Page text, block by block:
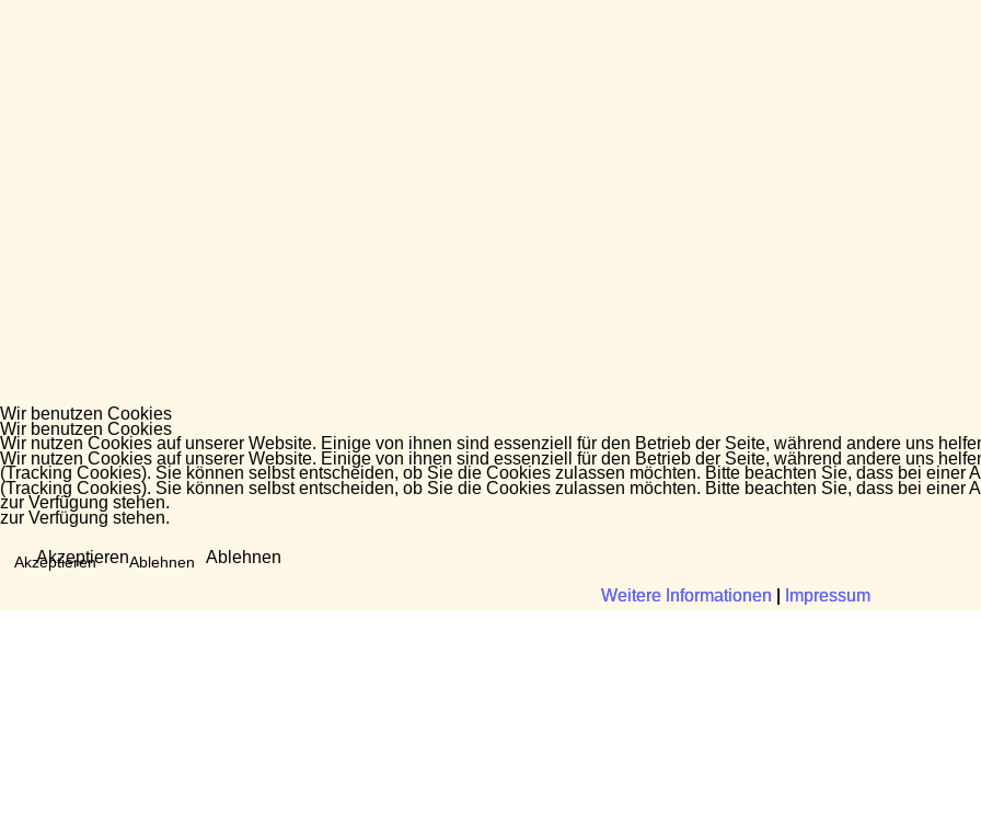
Wir benutzen Cookies
Wir nutzen Cookies auf unserer Website. Einige von ihnen sind essenziell für den Betrieb der Seite, während andere uns
(Tracking Cookies). Sie können selbst entscheiden, ob Sie die Cookies zulassen möchten. Bitte beachten Sie, dass bei
zur Verfügung stehen.
Akzeptieren Ablehnen
Weitere Informationen Impressum
Wir benutzen Cookies
Wir nutzen Cookies auf unserer Website. Einige von ihnen sind essenziell für den Betrieb der Seite, während andere uns
(Tracking Cookies). Sie können selbst entscheiden, ob Sie die Cookies zulassen möchten. Bitte beachten Sie, dass bei
zur Verfügung stehen.
Akzeptieren Ablehnen
Weitere Informationen Impressum